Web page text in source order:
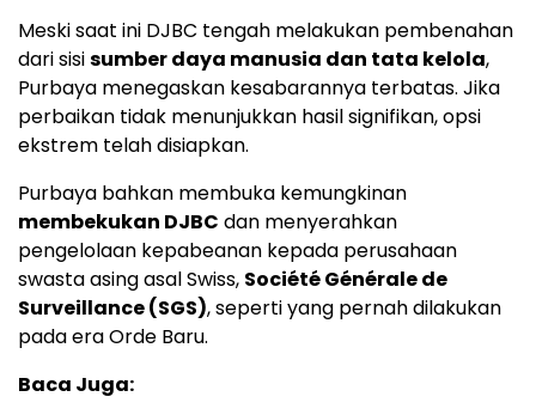
Meski saat ini DJBC tengah melakukan pembenahan
dari sisisumber daya manusia dan tata kelola,
Purbaya menegaskan kesabarannya terbatas. Jika
perbaikan tidak menunjukkan hasil signifikan, opsi
ekstrem telah disiapkan.
Purbaya bahkan membuka kemungkinan
membekukan DJBC dan menyerahkan
pengelolaan kepabeanan kepada perusahaan
swasta asing asal Swiss, Société Générale de
Surveillance (SGS), seperti yang pernah dilakukan
pada era Orde Baru.
Baca Juga: